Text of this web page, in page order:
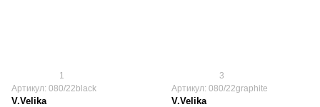
1
Артикул: 080/22black
V.Velika
3
Артикул: 080/22graphite
V.Velika